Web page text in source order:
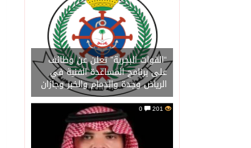
06/08/2026أمير منطقة جازان
“القوات البحرية” تعلن عن وظائف
على برنامج المساعدة الفنية في
الرياض وجدة والدمام والخبر وجازان
201